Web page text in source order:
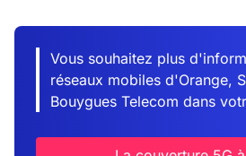
Vous souhaitez plus
réseaux mobiles d'Orange,
Bouygues Telecom dans